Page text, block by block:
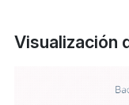
Visualización